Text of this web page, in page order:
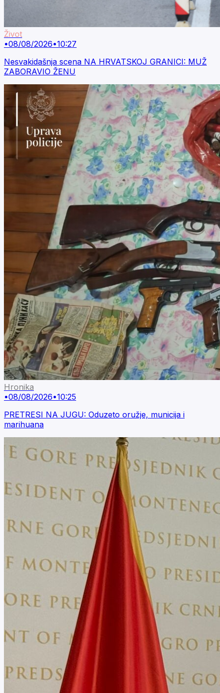
Život
•08/08/2026•10:27
Nesvakidašnja scena NA HRVATSKOJ GRANICI: MUŽ
ZABORAVIO ŽENU
Hronika
•08/08/2026•10:25
PRETRESI NA JUGU: Oduzeto oružje, municija i
marihuana